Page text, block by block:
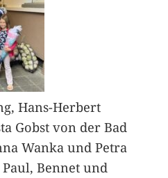
Hans-Herbert
Gobst von der Bad
Wanka und Petra
Bennet und